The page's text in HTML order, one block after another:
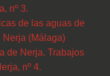
nº 3.
de las aguas de
(Málaga)
de Nerja. Trabajos
nº 4.